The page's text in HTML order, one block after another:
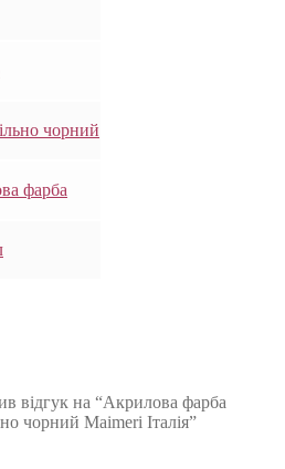
чорний
фарба
відгук на “Акрилова фарба
чорний Maimeri Італія”